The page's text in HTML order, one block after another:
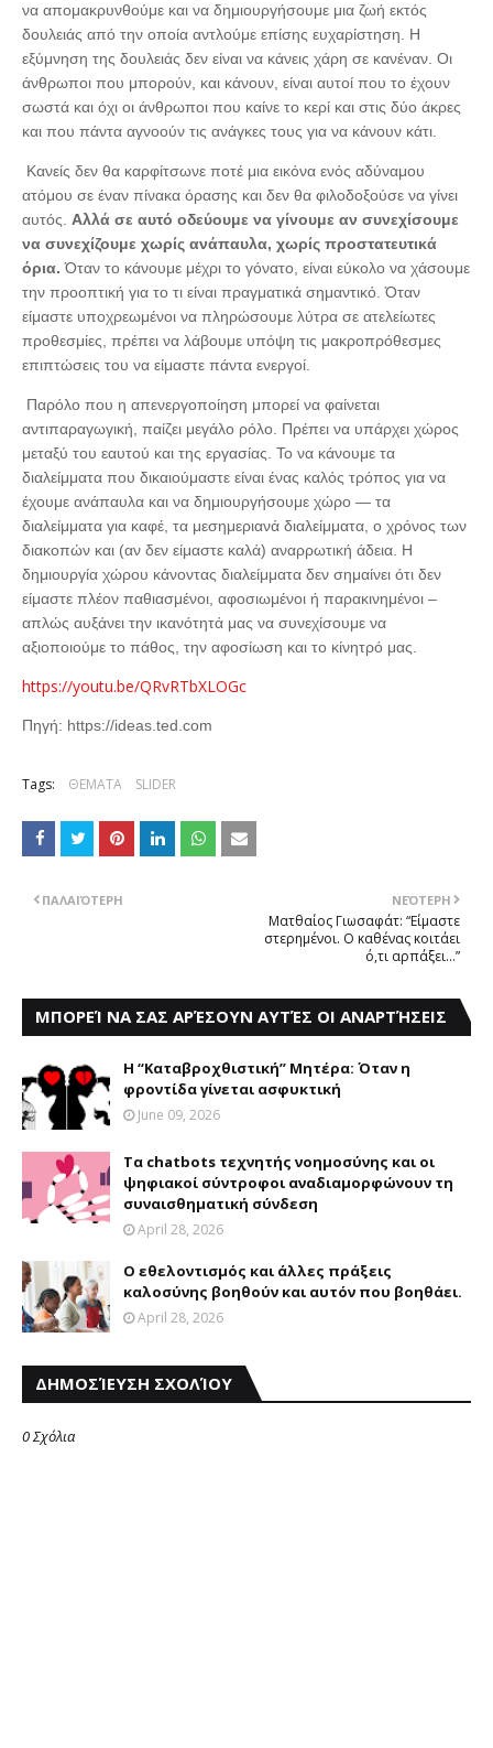
να απομακρυνθούμε και να δημιουργήσουμε μια ζωή εκτός
δουλειάς από την οποία αντλούμε επίσης ευχαρίστηση. Η
εξύμνηση της δουλειάς δεν είναι να κάνεις χάρη σε κανέναν. Οι
άνθρωποι που μπορούν, και κάνουν, είναι αυτοί που το έχουν
σωστά και όχι οι άνθρωποι που καίνε το κερί και στις δύο άκρες
και που πάντα αγνοούν τις ανάγκες τους για να κάνουν κάτι.
Κανείς δεν θα καρφίτσωνε ποτέ μια εικόνα ενός αδύναμου
ατόμου σε έναν πίνακα όρασης και δεν θα φιλοδοξούσε να γίνει
αυτός. Αλλά σε αυτό οδεύουμε να γίνουμε αν συνεχίσουμε
να συνεχίζουμε χωρίς ανάπαυλα, χωρίς προστατευτικά
όρια. Όταν το κάνουμε μέχρι το γόνατο, είναι εύκολο να χάσουμε
την προοπτική για το τι είναι πραγματικά σημαντικό. Όταν
είμαστε υποχρεωμένοι να πληρώσουμε λύτρα σε ατελείωτες
προθεσμίες, πρέπει να λάβουμε υπόψη τις μακροπρόθεσμες
επιπτώσεις του να είμαστε πάντα ενεργοί.
Παρόλο που η απενεργοποίηση μπορεί να φαίνεται
αντιπαραγωγική, παίζει μεγάλο ρόλο. Πρέπει να υπάρχει χώρος
μεταξύ του εαυτού και της εργασίας. Το να κάνουμε τα
διαλείμματα που δικαιούμαστε είναι ένας καλός τρόπος για να
έχουμε ανάπαυλα και να δημιουργήσουμε χώρο — τα
διαλείμματα για καφέ, τα μεσημεριανά διαλείμματα, ο χρόνος των
διακοπών και (αν δεν είμαστε καλά) αναρρωτική άδεια. Η
δημιουργία χώρου κάνοντας διαλείμματα δεν σημαίνει ότι δεν
είμαστε πλέον παθιασμένοι, αφοσιωμένοι ή παρακινημένοι –
απλώς αυξάνει την ικανότητά μας να συνεχίσουμε να
αξιοποιούμε το πάθος, την αφοσίωση και το κίνητρό μας.
https://youtu.be/QRvRTbXLOGc
Πηγή: https://ideas.ted.com
Tags: ΘΕΜΑΤΑ SLIDER
ΝΕΌΤΕΡΗ
Ματθαίος Γιωσαφάτ: “Είμαστε
στερημένοι. Ο καθένας κοιτάει
ό,τι αρπάξει…”
ΠΑΛΑΙΌΤΕΡΗ
ΜΠΟΡΕΊ ΝΑ ΣΑΣ ΑΡΈΣΟΥΝ ΑΥΤΈΣ ΟΙ ΑΝΑΡΤΉΣΕΙΣ
Η “Καταβροχθιστική” Mητέρα: Όταν η
φροντίδα γίνεται ασφυκτική
June 09, 2026
Τα chatbots τεχνητής νοημοσύνης και οι
ψηφιακοί σύντροφοι αναδιαμορφώνουν τη
συναισθηματική σύνδεση
April 28, 2026
Ο εθελοντισμός και άλλες πράξεις
καλοσύνης βοηθούν και αυτόν που βοηθάει.
April 28, 2026
ΔΗΜΟΣΊΕΥΣΗ ΣΧΟΛΊΟΥ
0 Σχόλια